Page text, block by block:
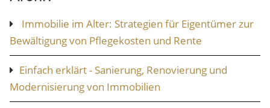
Immobilie im Alter: Strategien für Eigentümer zur
Bewältigung von Pflegekosten und Rente
Einfach erklärt - Sanierung, Renovierung und
Modernisierung von Immobilien